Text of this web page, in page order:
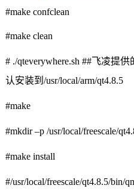
#make confclean
#make clean
# ./qteverywhere.sh ##飞凌提供
认安装到 /usr/local/arm/qt4.8.5
#make
#mkdir –p /usr/local/freescale/
#make install
#/usr/local/freescale/qt4.8.5/bin/